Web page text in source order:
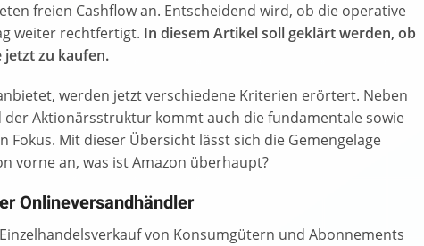
freien Cashflow an. Entscheidend wird, ob die operative
weiter rechtfertigt. In diesem Artikel soll geklärt werden, ob
jetzt zu kaufen.
werden jetzt verschiedene Kriterien erörtert. Neben
der Aktionärsstruktur kommt auch die fundamentale sowie
Fokus. Mit dieser Übersicht lässt sich die Gemengelage
vorne an, was istAmazon überhaupt?
Onlineversandhändler
von Konsumgütern und Abonnements